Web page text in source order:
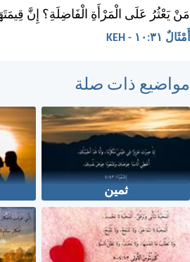
مَنْ يَعْثُرُ عَلَى الْمَرْأَةِ الْفَاضِلَةِ؟ إِنَّ
أَمْثَالٌ ٣١:‏١٠ - KEH
مواضيع ذات صلة
ثمين